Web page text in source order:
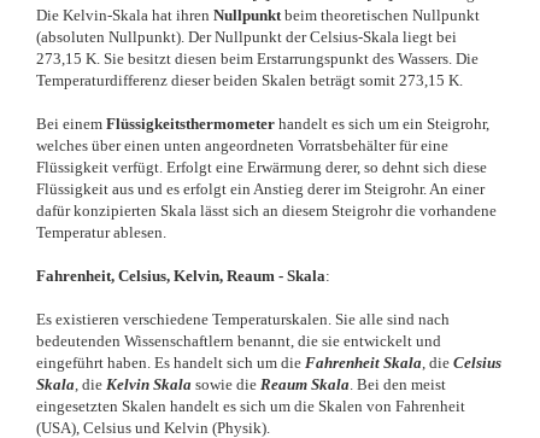
Die Kelvin-Skala hat ihren Nullpunkt beim theoretischen Nullpunkt
(absoluten Nullpunkt). Der Nullpunkt der Celsius-Skala liegt bei
273,15 K. Sie besitzt diesen beim Erstarrungspunkt des Wassers. Die
Temperaturdifferenz dieser beiden Skalen beträgt somit 273,15 K.
Bei einem Flüssigkeitsthermometer handelt es sich um ein Steigrohr,
welches über einen unten angeordneten Vorratsbehälter für eine
Flüssigkeit verfügt. Erfolgt eine Erwärmung derer, so dehnt sich diese
Flüssigkeit aus und es erfolgt ein Anstieg derer im Steigrohr. An einer
dafür konzipierten Skala lässt sich an diesem Steigrohr die vorhandene
Temperatur ablesen.
Fahrenheit, Celsius, Kelvin, Reaum - Skala:
Es existieren verschiedene Temperaturskalen. Sie alle sind nach
bedeutenden Wissenschaftlern benannt, die sie entwickelt und
eingeführt haben. Es handelt sich um die Fahrenheit Skala , die Celsius
Skala , die Kelvin Skala sowie die Reaum Skala . Bei den meist
eingesetzten Skalen handelt es sich um die Skalen von Fahrenheit
(USA), Celsius und Kelvin (Physik).